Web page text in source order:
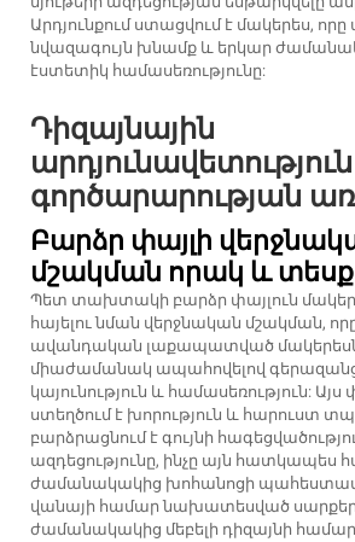
Արդյունքում ստացվում է մակերես,
նվազագույն խնամք և երկար
էստետիկ համասեռությունը:
Դիզայնային
գործարարության
Բարձր փայլի
մշակման որակ և տեսք
Պետ տախտակի բարձր փայլուն
հայելու նման վերջնական մշակման,
ավանդական լաքապատված
միաժամանակ ապահովելով
կայունություն և համասեռություն: Այս
ստեղծում է խորություն և հարուստ
բարձրացնում է գույնի
ազդեցությունը, ինչը այն հատկապես
ժամանակակից խոհանոցի
վանայի համար նախատեսված
ժամանակակից մեբելի դիզայնի